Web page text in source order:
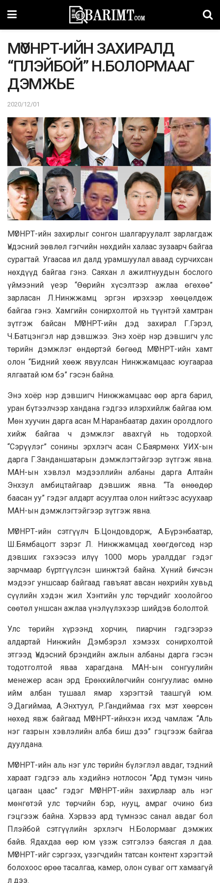
МҮОНРТ-ИЙН ЗАХИРАЛД
“ПЛЭЙБОЙ” Н.БОЛОРМААГ
ДЭМЖЬЕ
2020/12/01
МҮОНРТ-ийн захирлыг сонгон шалгаруулалт зарлагдаж
Үндэсний зөвлөл гэгчийн нөхдийн халаас зузаарч байгаа
сурагтай. Угаасаа ил далд урамшуулал аваад сурчихсан
нөхдүүд байгаа гэнэ. Саяхан л ажилтнуудын бослого
үймээний үеэр “Өөрийн хүсэлтээр ажлаа өгөхөө”
зарласан Л.Нинжжамц эргэн ирэхээр хөөцөлдөж
байгаа гэнэ. Хамгийн сонирхолтой нь түүнтэй хамтран
зүтгэж байсан МҮОНРT-ийн дэд захирал Г.Гэрэл,
Ч.Батцэнгэл нар дэвшжээ. Энэ хоёр нэр дэвшигч улс
төрийн дэмжлэг өндөртэй бөгөөд МҮОНРТ-ийн хамт
олон “Бидний хөөж явуулсан Нинжжамцаас юугаараа
ялгаатай юм бэ” гэсэн байна.
Энэ хоёр нэр дэвшигч Нинжжамцаас өөр арга барил,
уран бүтээлчээр хандана гэдгээ илэрхийлж байгаа юм.
Мөн хуучин дарга асан М.Наранбаатар дахин оролдлого
хийж байгаа ч дэмжлэг авахгүй нь тодорхой.
“Сэрүүлэг” сонины эрхлэгч асан С.Баярмөнх УИХ-ын
дарга Г.Занданшатарын дэмжлэгтэйгээр зүтгэж явна.
МАН-ын хэвлэл мэдээллийн албаны дарга Алтайн
Энхзул амбицтайгаар дэвшиж явна.“Та өнөөдөр
баасан уу” гэдэг алдарт асуултаа олон нийтээс асуухаар
МАН-ын дэмжлэгтэйгээр зүтгэж явна.
МҮОНРТ-ийн сэтгүүлч Б.Цондовдорж, А.Бүрэнбаатар,
Ш.Бямбацогт зэрэг Л. Нинжжамцад хөөгдөгсөд нэр
дэвших гэхээсээ илүү 1000 морь уралддаг гэдэг
зарчмаар бүртгүүлсэн шинжтэй байна. Хүний бичсэн
мэдээг уншсаар байгаад гавъяат авсан нөхрийн хувьд
сүүлийн хэдэн жил Хэнтийн улс төрчдийг хоолойгоо
сөөтөл уншсан ажлаа үнэлүүлэхээр шийдэв бололтой.
Улс төрийн хүрээнд хорчин, пиарчин гэдгээрээ
алдартай Нинжийн Дэмбэрэл хэмээх сонирхолтой
этгээд Үндэсний брэндийн ажлын албаны дарга гэсэн
тодотголтой яваа харагдана. МАН-ын сонгуулийн
менежер асан эрд Ерөнхийлөгчийн сонгуулиас өмнө
ийм албан тушаал ямар хэрэгтэй таашгүй юм.
Э.Дагиймаа, А.Энхтуул, Р.Гандиймаа гэх мэт хөөрсөн
нөхөд явж байгаад МҮОНРТ-ийнхэн ихэд чамлаж “Аль
нэг гaзрын хэвлэлийн алба биш дээ” гэцгээж байгаа
дуулдана.
МҮОНРТ-ийн аль нэг улс төрийн бүлэглэл авдаг, тэдний
хараат гэдгээ аль хэдийнэ нотлосон “Ард түмэн чинь
цагаан цаас” гэдэг МҮОНРТ-ийн захирлаар аль нэг
мөнгөтэй улс төрчийн бэр, нууц, амраг очино биз
гэцгээж байна. Хэрвээ ард түмнээс санал авдаг бол
Плэйбой сэтгүүлийн эрхлэгч Н.Болормааг дэмжих
байв. Ядахдаа өөр юм үзэж сэтгэлээ баясгая л даа.
МҮОНРТ-ийг сэргээх, үзэгчдийн татсан контент хэрэгтэй
болохоос өрөө тасалгаа, камер, олон суваг огт хамаагүй
л дээ.